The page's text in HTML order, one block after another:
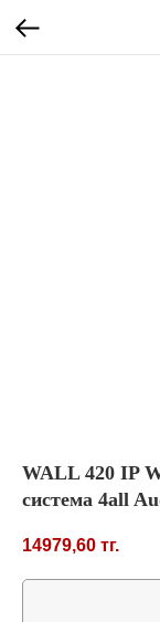
WALL 420 IP
система 4all
14979,60 тг.